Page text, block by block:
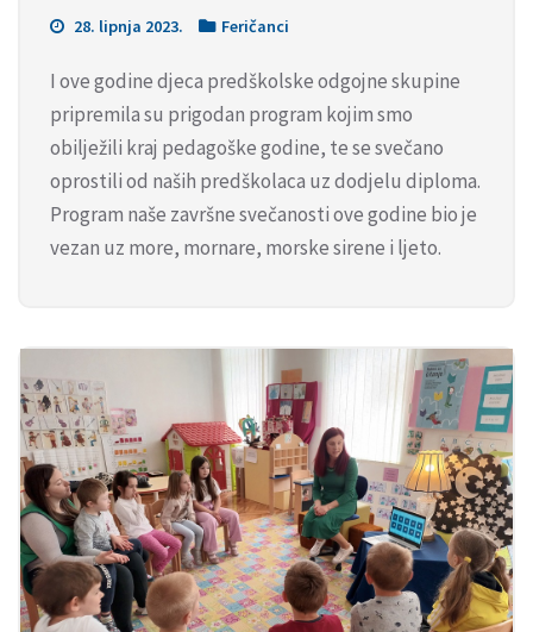
28. lipnja 2023. Feričanci
I ove godine djeca predškolske odgojne skupine
pripremila su prigodan program kojim smo
obilježili kraj pedagoške godine, te se svečano
oprostili od naših predškolaca uz dodjelu diploma.
Program naše završne svečanosti ove godine bio je
vezan uz more, mornare, morske sirene i ljeto.